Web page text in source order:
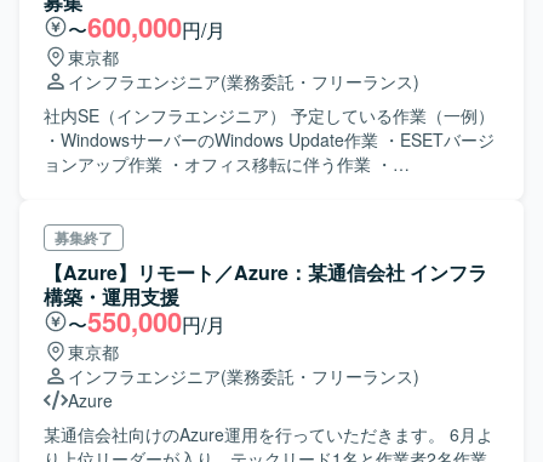
〜600,000円/月
東京都
インフラエンジニア(業務委託・フリーランス)
社内SE（インフラエンジニア） 予定している作業（一例）
・WindowsサーバーのWindows Update作業 ・ESETバージ
ョンアップ作業 ・オフィス移転に伴う作業 ・
募集終了
【Azure】リモート／Azure：某通信会社 インフラ
構築・運用支援
〜550,000円/月
東京都
インフラエンジニア(業務委託・フリーランス)
Azure
某通信会社向けのAzure運用を行っていただきます。 6月よ